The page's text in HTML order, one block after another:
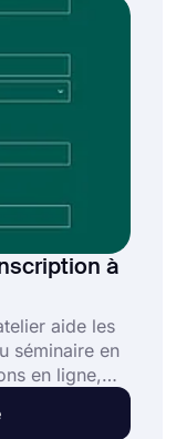
à
aide les
séminaire en
en ligne,
et faciliterez
pour votre